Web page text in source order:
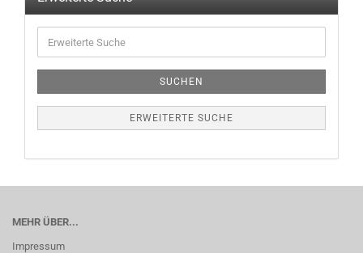
SUCHEN
ERWEITERTE SUCHE
MEHR ÜBER...
Impressum